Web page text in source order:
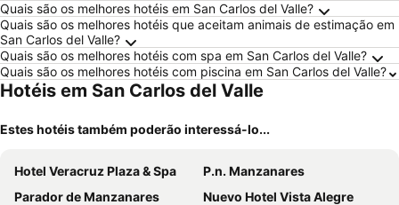
Quais são os melhores hotéis em San Carlos del Valle?
Quais são os melhores hotéis que aceitam animais de estimação em
San Carlos del Valle?
Quais são os melhores hotéis com spa em San Carlos del Valle?
Quais são os melhores hotéis com piscina em San Carlos del Valle?
Hotéis em San Carlos del Valle
Estes hotéis também poderão interessá-lo...
Hotel Veracruz Plaza & Spa
P.n. Manzanares
Parador de Manzanares
Nuevo Hotel Vista Alegre